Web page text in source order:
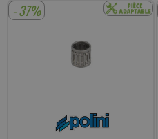
- 37%
Commentaire :